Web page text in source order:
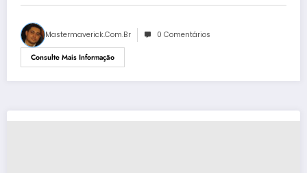
Mastermaverick.com.br 0 Comentários
Consulte Mais Informação